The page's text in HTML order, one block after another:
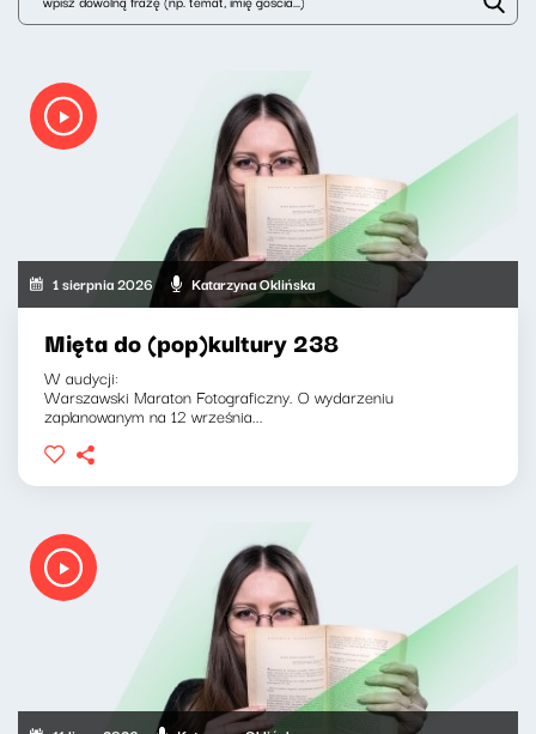
1 sierpnia 2026 Katarzyna Oklińska
Mięta do (pop)kultury 238
W audycji:
Warszawski Maraton Fotograficzny. O wydarzeniu
zaplanowanym na 12 września...